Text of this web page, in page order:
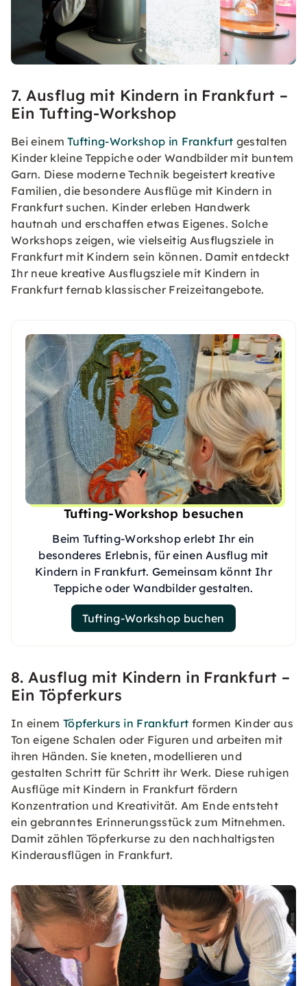
7. Ausflug mit Kindern in Frankfurt –
Ein Tufting-Workshop
Bei einemTufting-Workshop in Frankfurt gestalten
Kinder kleine Teppiche oder Wandbilder mit buntem
Garn. Diese moderne Technik begeistert kreative
Familien, die besondere Ausflüge mit Kindern in
Frankfurt suchen. Kinder erleben Handwerk
hautnah und erschaffen etwas Eigenes. Solche
Workshops zeigen, wie vielseitig Ausflugsziele in
Frankfurt mit Kindern sein können. Damit entdeckt
Ihr neue kreative Ausflugsziele mit Kindern in
Frankfurt fernab klassischer Freizeitangebote.
Tufting-Workshop besuchen
Beim Tufting-Workshop erlebt Ihr ein
besonderes Erlebnis, für einen Ausflug mit
Kindern in Frankfurt. Gemeinsam könnt Ihr
Teppiche oder Wandbilder gestalten.
Tufting-Workshop buchen
8. Ausflug mit Kindern in Frankfurt –
Ein Töpferkurs
In einem Töpferkurs in Frankfurt formen Kinder aus
Ton eigene Schalen oder Figuren und arbeiten mit
ihren Händen. Sie kneten, modellieren und
gestalten Schritt für Schritt ihr Werk. Diese ruhigen
Ausflüge mit Kindern in Frankfurt fördern
Konzentration und Kreativität. Am Ende entsteht
ein gebranntes Erinnerungsstück zum Mitnehmen.
Damit zählen Töpferkurse zu den nachhaltigsten
Kinderausflügen in Frankfurt.